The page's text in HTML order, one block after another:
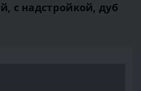
с надстройкой, дуб